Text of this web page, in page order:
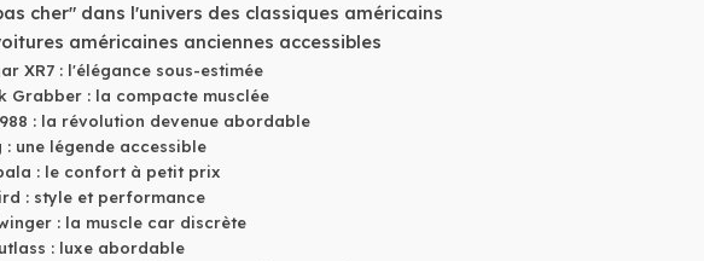
cher" dans l'univers des classiques américains
américaines anciennes accessibles
XR7 : l'élégance sous-estimée
Grabber : la compacte musclée
: la révolution devenue abordable
: une légende accessible
: le confort à petit prix
: style et performance
: la muscle car discrète
: luxe abordable